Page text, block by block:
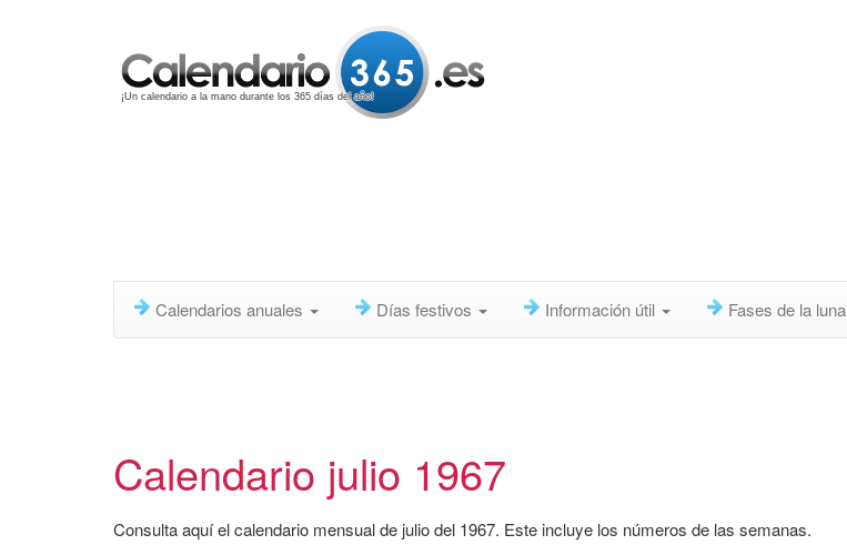
¡Un calendario a la mano durante los 365 días del año!
Calendarios anuales Días festivos Información útil Fases de la luna
Calendario julio 1967
Consulta aquí el calendario mensual de julio del 1967. Este incluye los números de las semanas.